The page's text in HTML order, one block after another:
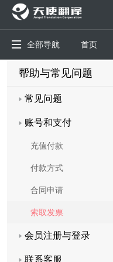
全部导航 首页
帮助与常见问题
常见问题
账号和支付
充值付款
付款方式
合同申请
索取发票
会员注册与登录
联系客服